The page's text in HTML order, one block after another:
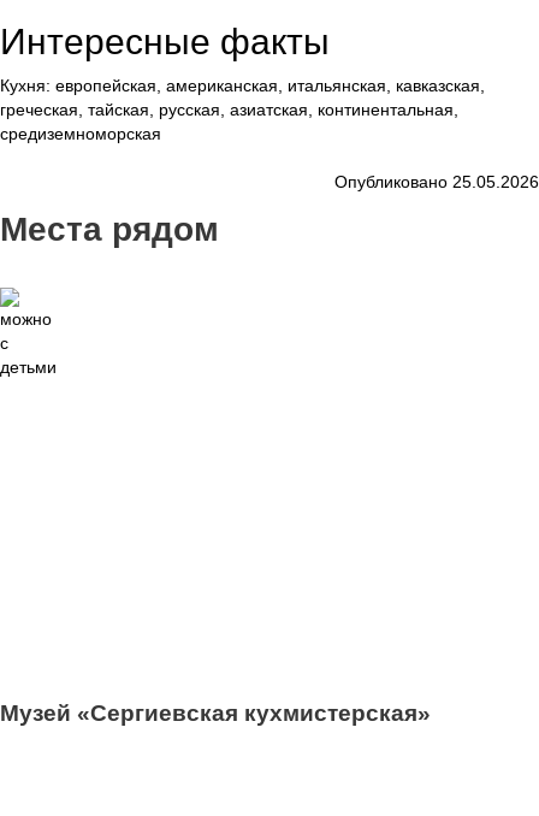
Интересные факты
Кухня: европейская, американская, итальянская, кавказская,
греческая, тайская, русская, азиатская, континентальная,
средиземноморская
Опубликовано 25.05.2026
Места рядом
Музей «Сергиевская кухмистерская»